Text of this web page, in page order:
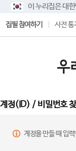
이 누리집은 대
집필 참여하기 사전 통
계정(ID) / 비밀번호 찾
계정을 만들 때 입